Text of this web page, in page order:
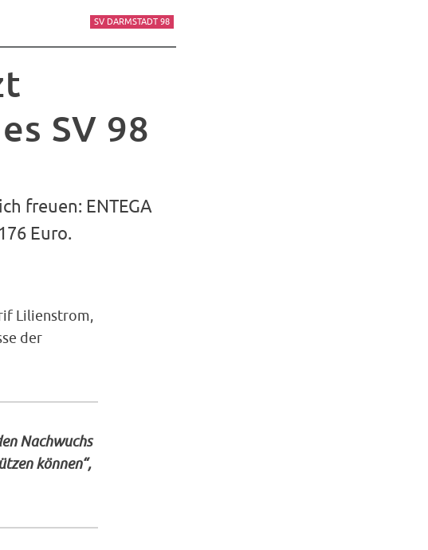
SV DARMSTADT 98
SV 98
freuen: ENTEGA
Euro.
Lilienstrom,
der
Nachwuchs
können“,